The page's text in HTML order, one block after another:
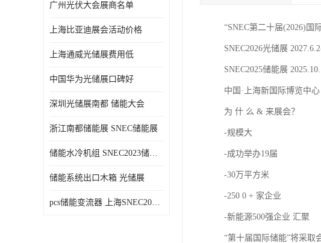
广州光伏大会展商名单
上海比亚迪展会活动价格
上海通威光储展费用低
中国华为光储展口碑好
深圳光储展南都 储能大会
浙江南都储能展 SNEC储能展
储能水冷机组 SNEC2023储能展
储能系统出口木箱 光储展
pcs储能变流器 上海SNEC2023光伏展
“SNEC第二十届(2026)国
SNEC2026光储展
SNEC2025储能展
中国·上海新国际博览中
为 什 么 & 来展会？
-规模大
-成功举办19届
-30万平方米
-250 0 + 家企业
-新能源500强企业 汇聚
“第十届国际储能”将采取